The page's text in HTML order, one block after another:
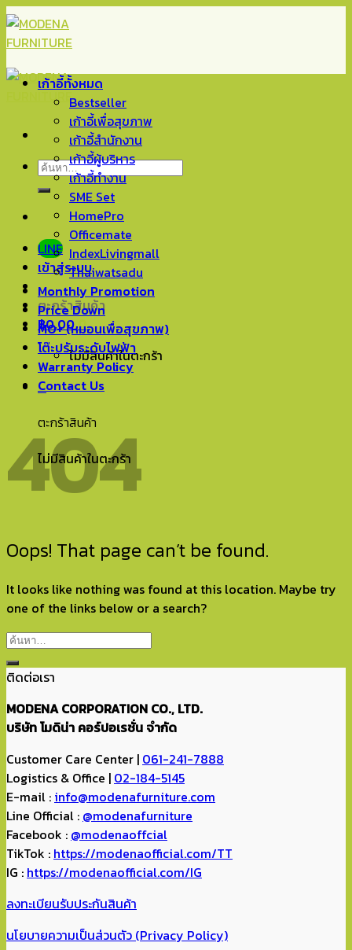
Skip
to
content
ค้นหา:
LINE
เข้าสู่ระบบ
ตะกร้าสินค้า
฿0.00 0
ไม่มีสินค้าในตะกร้า
0
ตะกร้าสินค้า
ไม่มีสินค้าในตะกร้า
เก้าอี้ทั้งหมด
Bestseller
เก้าอี้เพื่อสุขภาพ
เก้าอี้สำนักงาน
เก้าอี้ผู้บริหาร
เก้าอี้ทำงาน
SME Set
HomePro
Officemate
IndexLivingmall
Thaiwatsadu
Monthly Promotion
Price Down
MO+ (หมอนเพื่อสุขภาพ)
โต๊ะปรับระดับไฟฟ้า
Warranty Policy
Contact Us
404
Oops! That page can’t be found.
It looks like nothing was found at this location. Maybe try
one of the links below or a search?
ติดต่อเรา
MODENA CORPORATION CO., LTD.
บริษัท โมดิน่า คอร์ปอเรชั่น จำกัด
Customer Care Center | 061-241-7888
Logistics & Office | 02-184-5145
E-mail : info@modenafurniture.com
Line Official : @modenafurniture
Facebook : @modenaoffcial
TikTok : https://modenaofficial.com/TT
IG : https://modenaofficial.com/IG
ลงทะเบียนรับประกันสินค้า
นโยบายความเป็นส่วนตัว (Privacy Policy)